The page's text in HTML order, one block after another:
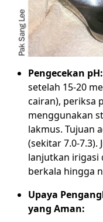
Pengecekan pH:
setelah 15-20
cairan), periksa
menggunakan
lakmus. Tujuan
(sekitar 7.0-7.3).
lanjutkan irigasi
berkala hingga
Upaya
yang Aman: